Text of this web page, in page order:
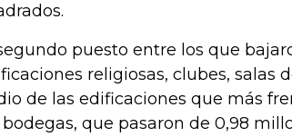
puesto entre los que
religiosas, clubes, salas
de las edificaciones que más
bodegas, que pasaron de 0,98